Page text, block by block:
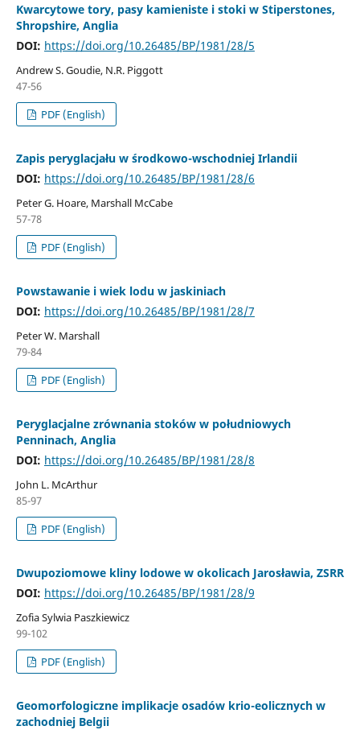
Kwarcytowe tory, pasy kamieniste i stoki w Stiperstones,
Shropshire, Anglia
DOI: https://doi.org/10.26485/BP/1981/28/5
Andrew S. Goudie, N.R. Piggott
47-56
PDF (English)
Zapis peryglacjału w środkowo-wschodniej Irlandii
DOI: https://doi.org/10.26485/BP/1981/28/6
Peter G. Hoare, Marshall McCabe
57-78
PDF (English)
Powstawanie i wiek lodu w jaskiniach
DOI: https://doi.org/10.26485/BP/1981/28/7
Peter W. Marshall
79-84
PDF (English)
Peryglacjalne zrównania stoków w południowych
Penninach, Anglia
DOI: https://doi.org/10.26485/BP/1981/28/8
John L. McArthur
85-97
PDF (English)
Dwupoziomowe kliny lodowe w okolicach Jarosławia, ZSRR
DOI: https://doi.org/10.26485/BP/1981/28/9
Zofia Sylwia Paszkiewicz
99-102
PDF (English)
Geomorfologiczne implikacje osadów krio-eolicznych w
zachodniej Belgii